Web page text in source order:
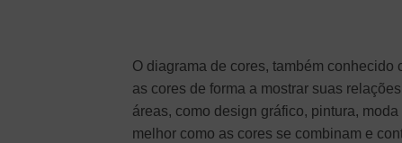
O diagrama de cores, também
as cores de forma a mostrar suas
áreas, como design gráfico, pintura,
melhor como as cores se combinam e